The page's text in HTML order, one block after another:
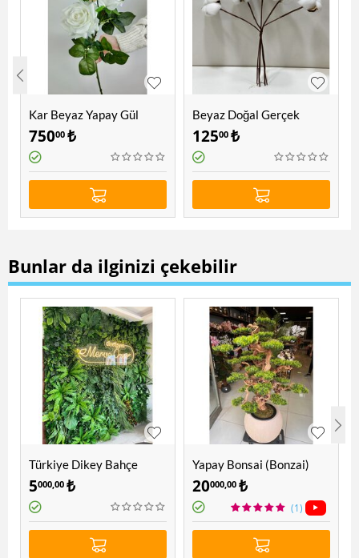
Kar Beyaz Yapay Gül
75000 ₺
Beyaz Doğal Gerçek
Pamuk Sapı Telli Çiçek ve
Süslemeye Uygun
12500 ₺
Bunlar da ilginizi çekebilir
Türkiye Dikey Bahçe
5000,00 ₺
Yapay Bonsai (Bonzai)
Ağacı 1.60 Mt
20000,00 ₺
(1)